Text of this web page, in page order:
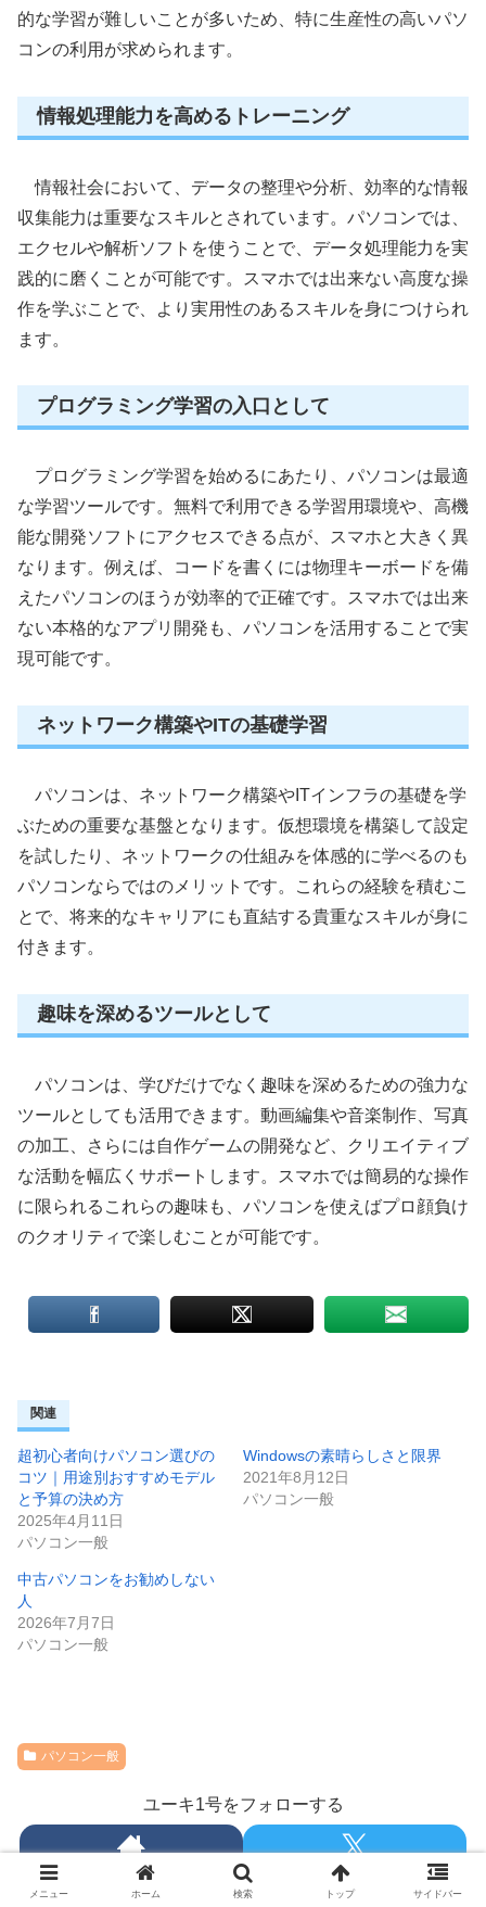
的な学習が難しいことが多いため、特に生産性の高いパソ
コンの利用が求められます。
情報処理能力を高めるトレーニング
情報社会において、データの整理や分析、効率的な情報
収集能力は重要なスキルとされています。パソコンでは、
エクセルや解析ソフトを使うことで、データ処理能力を実
践的に磨くことが可能です。スマホでは出来ない高度な操
作を学ぶことで、より実用性のあるスキルを身につけられ
ます。
プログラミング学習の入口として
プログラミング学習を始めるにあたり、パソコンは最適
な学習ツールです。無料で利用できる学習用環境や、高機
能な開発ソフトにアクセスできる点が、スマホと大きく異
なります。例えば、コードを書くには物理キーボードを備
えたパソコンのほうが効率的で正確です。スマホでは出来
ない本格的なアプリ開発も、パソコンを活用することで実
現可能です。
ネットワーク構築やITの基礎学習
パソコンは、ネットワーク構築やITインフラの基礎を学
ぶための重要な基盤となります。仮想環境を構築して設定
を試したり、ネットワークの仕組みを体感的に学べるのも
パソコンならではのメリットです。これらの経験を積むこ
とで、将来的なキャリアにも直結する貴重なスキルが身に
付きます。
趣味を深めるツールとして
パソコンは、学びだけでなく趣味を深めるための強力な
ツールとしても活用できます。動画編集や音楽制作、写真
の加工、さらには自作ゲームの開発など、クリエイティブ
な活動を幅広くサポートします。スマホでは簡易的な操作
に限られるこれらの趣味も、パソコンを使えばプロ顔負け
のクオリティで楽しむことが可能です。
関連
超初心者向けパソコン選びの
コツ｜用途別おすすめモデル
と予算の決め方
2025年4月11日
パソコン一般
Windowsの素晴らしさと限界
2021年8月12日
パソコン一般
中古パソコンをお勧めしない
人
2026年7月7日
パソコン一般
パソコン一般
ユーキ1号をフォローする
メニュー ホーム 検索 トップ サイドバー